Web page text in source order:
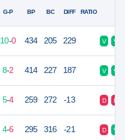
G-P BP BC DIFF RATIO
10-0 434 205 229 V V
8-2 414 227 187 V V
5-4 259 272 -13 D D
4-6 295 316 -21 D V